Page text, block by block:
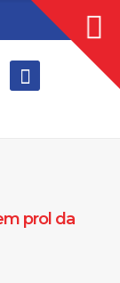
prol da